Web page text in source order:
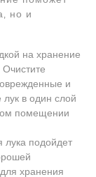
но и
на хранение
и
в один слой
помещении
лука подойдет
хранения